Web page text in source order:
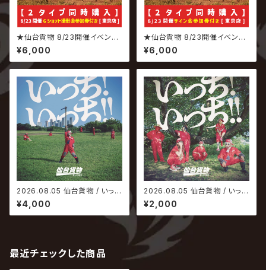
★仙台貨物 8/23開催イベント
専用商品★ 2026.08.05 仙台
貨物 / いっち! いっち!! 【6ショッ
ト撮影会参加権付】
¥6,000
★仙台貨物 8/23開催イベント
専用商品★ 2026.08.05 仙台
貨物 / いっち! いっち!! 【サイン
会参加権付】
¥6,000
2026.08.05 仙台貨物 / いっ
ち! いっち!!【Type-A】
¥4,000
2026.08.05 仙台貨物 / いっ
ち! いっち!!【Type-B】
¥2,000
最近チェックした商品